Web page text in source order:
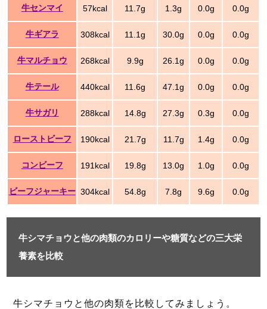
牛センマイ 57kcal 11.7g 1.3g 0.0g 0.0g
牛ギアラ 308kcal 11.1g 30.0g 0.0g 0.0g
牛マルチョウ 268kcal 9.9g 26.1g 0.0g 0.0g
牛テール 440kcal 11.6g 47.1g 0.0g 0.0g
牛サガリ 288kcal 14.8g 27.3g 0.3g 0.0g
ローストビーフ 190kcal 21.7g 11.7g 1.4g 0.0g
コンビーフ 191kcal 19.8g 13.0g 1.0g 0.0g
ビーフジャーキー 304kcal 54.8g 7.8g 9.6g 0.0g
牛シマチョウと他の肉類のカロリーや糖質などの三大栄
養素を比較
牛シマチョウと他の肉類を比較してみましょう。